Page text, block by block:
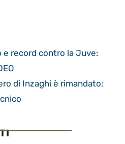
e record contro la Juve:
di Inzaghi è rimandato: